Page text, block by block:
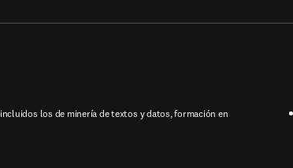
los de minería de textos y datos, formación en